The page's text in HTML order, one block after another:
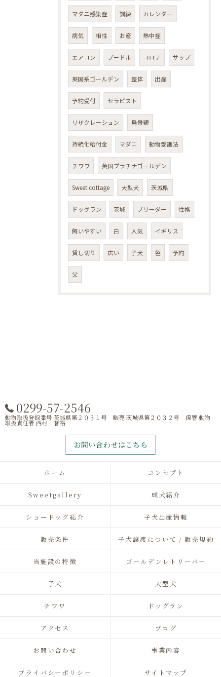
マダニ感染症 訓練 カレンダー
病気 相性 お産 熱中症
エアコン プードル コロナ サップ
英国系ゴールデン 整体 出産
予約受付 セラピスト
リザクレーション 烏骨鶏
持続化給付金 マダニ 動物愛護法
チワワ 英国プラチナゴールデン
Sweet cottage 大型犬 茨城県
ドッグラン 茨城 ブリーダー 性格
飼いやすい 白 人気 イギリス
貸し切り 広い 子犬 色 予約
父
0299-57-2546
動物取扱登録番号 茨城県第２０３１号 販売 茨城県第２０３２号 保管 動物
取扱責任者 西村 智裕
お問い合わせはこちら
ホーム コンセプト
Sweetgallery 成犬紹介
ショードッグ紹介 子犬出産情報
販売条件 子犬譲渡について / 販売規約
当施設の特徴 ゴールデンレトリーバー
子犬 大型犬
チワワ ドッグラン
アクセス ブログ
お問い合わせ 事業内容
プライバシーポリシー サイトマップ